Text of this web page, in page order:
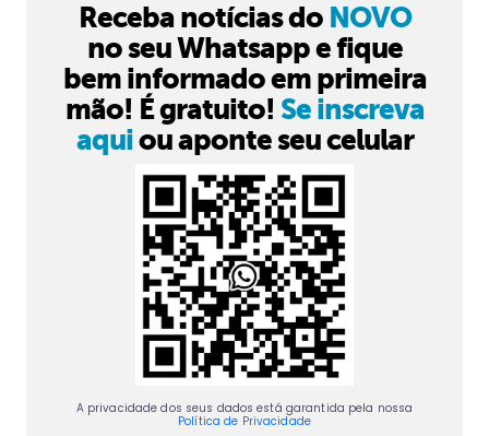
Receba notícias do NOVO
no seu Whatsapp e fique
bem informado em primeira
mão! É gratuito! Se inscreva
aquiou aponte seu celular
A privacidade dos seus dados está garantida pela nossa
Política de Privacidade